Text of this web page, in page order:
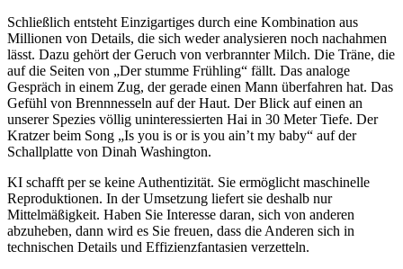
Schließlich entsteht Einzigartiges durch eine Kombination aus
Millionen von Details, die sich weder analysieren noch nachahmen
lässt. Dazu gehört der Geruch von verbrannter Milch. Die Träne, die
auf die Seiten von „Der stumme Frühling“ fällt. Das analoge
Gespräch in einem Zug, der gerade einen Mann überfahren hat. Das
Gefühl von Brennnesseln auf der Haut. Der Blick auf einen an
unserer Spezies völlig uninteressierten Hai in 30 Meter Tiefe. Der
Kratzer beim Song „Is you is or is you ain’t my baby“ auf der
Schallplatte von Dinah Washington.
KI schafft per se keine Authentizität. Sie ermöglicht maschinelle
Reproduktionen. In der Umsetzung liefert sie deshalb nur
Mittelmäßigkeit. Haben Sie Interesse daran, sich von anderen
abzuheben, dann wird es Sie freuen, dass die Anderen sich in
technischen Details und Effizienzfantasien verzetteln.